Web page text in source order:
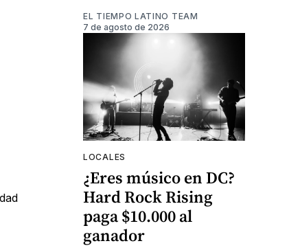
EL TIEMPO LATINO TEAM
7 de agosto de 2026
LOCALES
¿Eres músico en DC?
Hard Rock Rising
paga $10.000 al
ganador